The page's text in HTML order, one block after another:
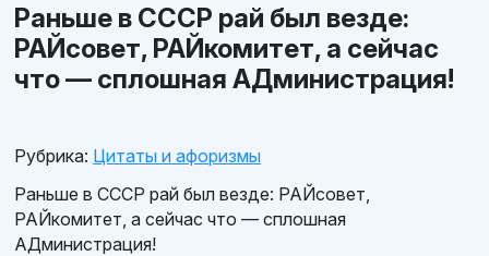
Раньше в СССР рай был везде:
РАЙсовет, РАЙкомитет, а сейчас
что — сплошная АДминистрация!
Рубрика: Цитаты и афоризмы
Раньше в СССР рай был везде: РАЙсовет,
РАЙкомитет, а сейчас что — сплошная
АДминистрация!